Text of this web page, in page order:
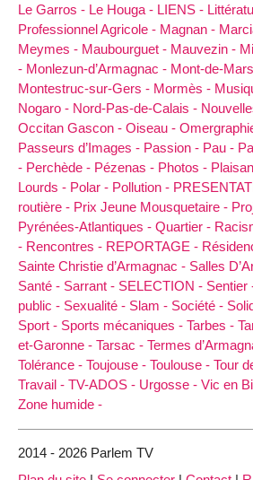
Le Garros - Le Houga - LIENS -
Professionnel Agricole - Magnan -
Meymes - Maubourguet - Mauvezin -
- Monlezun-d’Armagnac - Mont-de-
Montestruc-sur-Gers - Mormès -
Nogaro - Nord-Pas-de-Calais -
Occitan Gascon - Oiseau -
Passeurs d’Images - Passion - Pau -
- Perchède - Pézenas - Photos -
Lourds - Polar - Pollution -
routière - Prix Jeune Mousquetaire -
Pyrénées-Atlantiques - Quartier -
- Rencontres - REPORTAGE -
Sainte Christie d’Armagnac - Salles
Santé - Sarrant - SELECTION - Sentier
public - Sexualité - Slam - Société -
Sport - Sports mécaniques - Tarbes -
et-Garonne - Tarsac - Termes
Tolérance - Toujouse - Toulouse - Tour
Travail - TV-ADOS - Urgosse - Vic en
Zone humide -
2014 - 2026 Parlem TV